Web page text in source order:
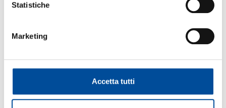
Statistiche
Marketing
Accetta tutti